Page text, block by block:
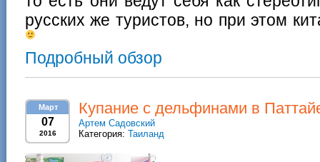
русских же туристов, но при этом
Подробный обзор
Март
07
2016
Купание с дельфинами в
Артем Садовский
Категория: Таиланд